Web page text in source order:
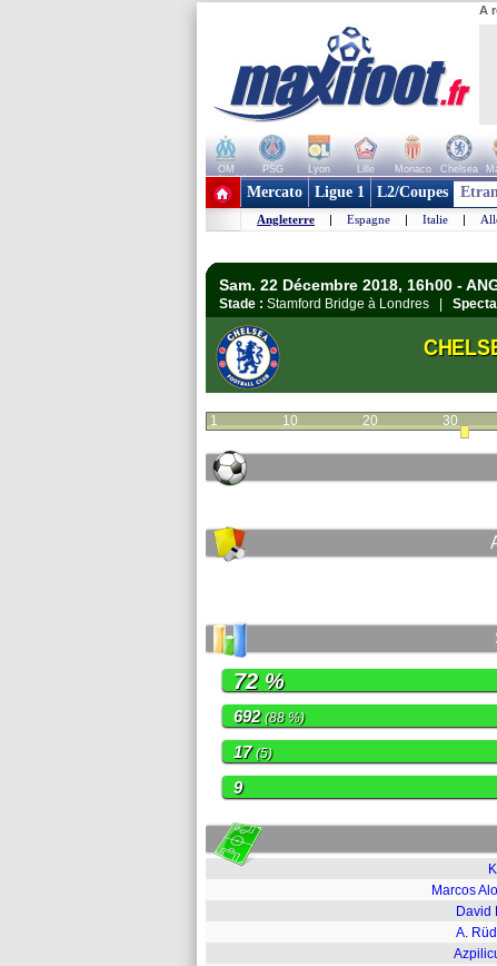
A
OM PSG Lyon Lille Monaco Chelsea
+ de clubs
Mercato Ligue 1 L2/Coupes
Angleterre | Espagne | Italie |
Sam. 22 Décembre 2018, 16h00 -
Stade : Stamford Bridge à Londres |
1 10 20 30
72 %
692(88 %)
17(5)
9
Marcos
David
A.